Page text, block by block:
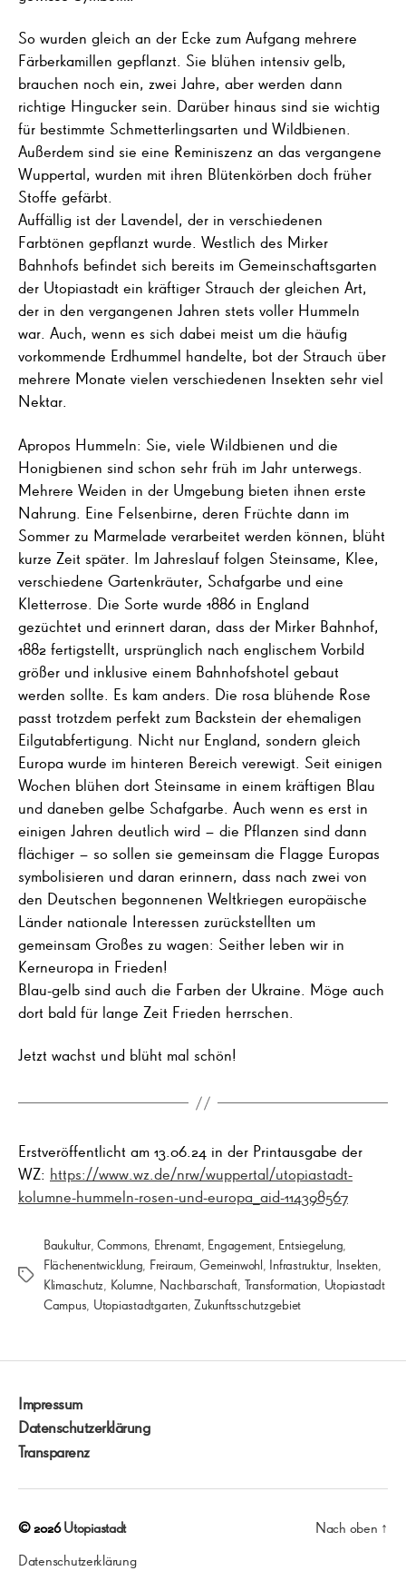
So wurden gleich an der Ecke zum Aufgang mehrere
Färberkamillen gepflanzt. Sie blühen intensiv gelb,
brauchen noch ein, zwei Jahre, aber werden dann
richtige Hingucker sein. Darüber hinaus sind sie wichtig
für bestimmte Schmetterlingsarten und Wildbienen.
Außerdem sind sie eine Reminiszenz an das vergangene
Wuppertal, wurden mit ihren Blütenkörben doch früher
Stoffe gefärbt.
Auffällig ist der Lavendel, der in verschiedenen
Farbtönen gepflanzt wurde. Westlich des Mirker
Bahnhofs befindet sich bereits im Gemeinschaftsgarten
der Utopiastadt ein kräftiger Strauch der gleichen Art,
der in den vergangenen Jahren stets voller Hummeln
war. Auch, wenn es sich dabei meist um die häufig
vorkommende Erdhummel handelte, bot der Strauch über
mehrere Monate vielen verschiedenen Insekten sehr viel
Nektar.
Apropos Hummeln: Sie, viele Wildbienen und die
Honigbienen sind schon sehr früh im Jahr unterwegs.
Mehrere Weiden in der Umgebung bieten ihnen erste
Nahrung. Eine Felsenbirne, deren Früchte dann im
Sommer zu Marmelade verarbeitet werden können, blüht
kurze Zeit später. Im Jahreslauf folgen Steinsame, Klee,
verschiedene Gartenkräuter, Schafgarbe und eine
Kletterrose. Die Sorte wurde 1886 in England
gezüchtet und erinnert daran, dass der Mirker Bahnhof,
1882 fertigstellt, ursprünglich nach englischem Vorbild
größer und inklusive einem Bahnhofshotel gebaut
werden sollte. Es kam anders. Die rosa blühende Rose
passt trotzdem perfekt zum Backstein der ehemaligen
Eilgutabfertigung. Nicht nur England, sondern gleich
Europa wurde im hinteren Bereich verewigt. Seit einigen
Wochen blühen dort Steinsame in einem kräftigen Blau
und daneben gelbe Schafgarbe. Auch wenn es erst in
einigen Jahren deutlich wird – die Pflanzen sind dann
flächiger – so sollen sie gemeinsam die Flagge Europas
symbolisieren und daran erinnern, dass nach zwei von
den Deutschen begonnenen Weltkriegen europäische
Länder nationale Interessen zurückstellten um
gemeinsam Großes zu wagen: Seither leben wir in
Kerneuropa in Frieden!
Blau-gelb sind auch die Farben der Ukraine. Möge auch
dort bald für lange Zeit Frieden herrschen.
Jetzt wachst und blüht mal schön!
Erstveröffentlicht am 13.06.24 in der Printausgabe der
WZ: https://www.wz.de/nrw/wuppertal/utopiastadt-
kolumne-hummeln-rosen-und-europa_aid-114398567
Schlagwörter
Baukultur,Commons, Ehrenamt, Engagement, Entsiegelung,
Flächenentwicklung, Freiraum,Gemeinwohl, Infrastruktur, Insekten,
Klimaschutz, Kolumne, Nachbarschaft, Transformation, Utopiastadt
Campus, Utopiastadtgarten,Zukunftsschutzgebiet
Impressum
Datenschutzerklärung
Transparenz
© 2026Utopiastadt
Datenschutzerklärung
Nach oben ↑